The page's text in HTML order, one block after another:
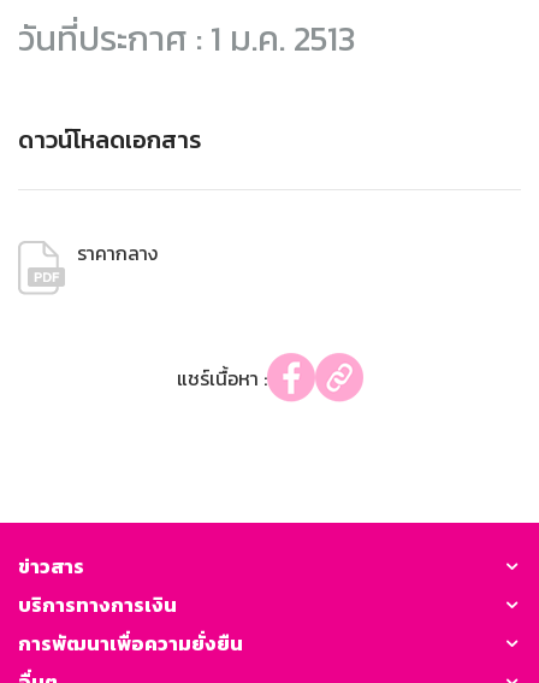
วันที่ประกาศ : 1 ม.ค. 2513
ดาวน์โหลดเอกสาร
ราคากลาง
แชร์เนื้อหา :
ข่าวสาร
บริการทางการเงิน
การพัฒนาเพื่อความยั่งยืน